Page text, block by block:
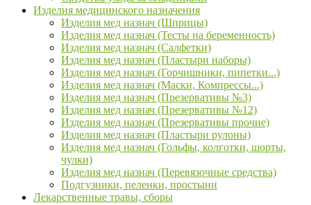
Изделия медицинского назначения
Изделия мед назнач (Шприцы)
Изделия мед назнач (Тесты на беременность)
Изделия мед назнач (Салфетки)
Изделия мед назнач (Пластыри наборы)
Изделия мед назнач (Горчишники, пипетки...)
Изделия мед назнач (Маски, Компрессы...)
Изделия мед назнач (Презервативы №3)
Изделия мед назнач (Презервативы №12)
Изделия мед назнач (Презервативы прочие)
Изделия мед назнач (Пластыри рулоны)
Изделия мед назнач (Гольфы, колготки, шорты,
чулки)
Изделия мед назнач (Перевязочные средства)
Подгузники, пеленки, простыни
Лекарственные травы, сборы